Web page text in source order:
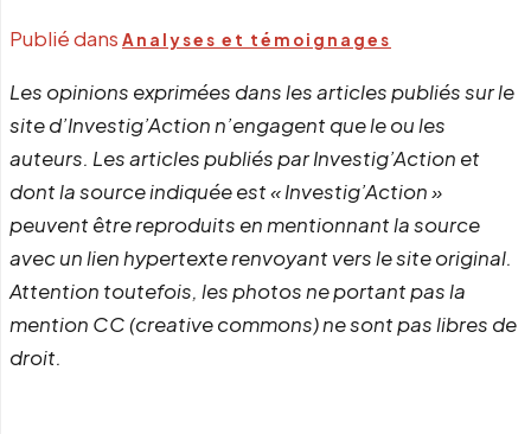
Publié dans Analyses et témoignages
Les opinions exprimées dans les articles publiés sur le
site d’Investig’Action n’engagent que le ou les
auteurs. Les articles publiés par Investig’Action et
dont la source indiquée est « Investig’Action »
peuvent être reproduits en mentionnant la source
avec un lien hypertexte renvoyant vers le site original.
Attention toutefois, les photos ne portant pas la
mention CC (creative commons) ne sont pas libres de
droit.